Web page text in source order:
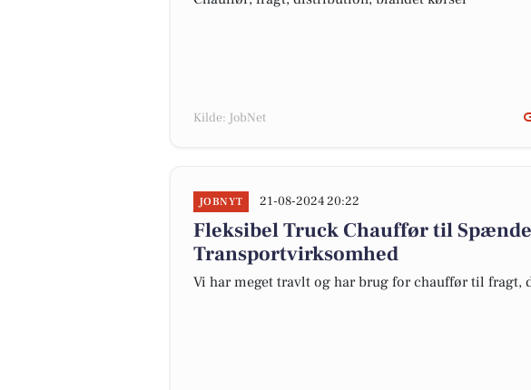
Kilde: JobNet
JOBNYT 21-08-2024 20:22
Fleksibel Truck Chauffør til
Transportvirksomhed
Vi har meget travlt og har brug for chauffør til fragt,